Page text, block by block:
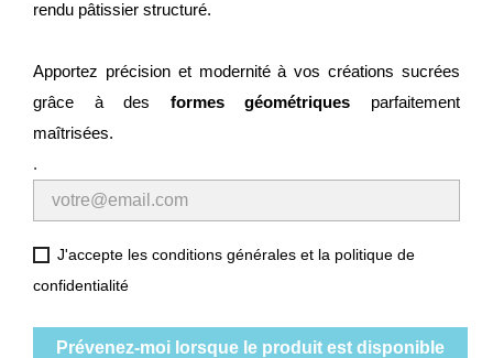
rendu pâtissier structuré.
Apportez précision et modernité à vos créations sucrées
grâce à des formes géométriques parfaitement
maîtrisées.
.
J'accepte les conditions générales et la politique de
confidentialité
Prévenez-moi lorsque le produit est disponible